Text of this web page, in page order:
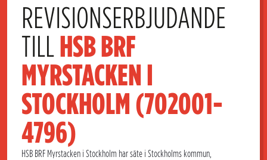
REVISIONSERBJUDANDE
TILL HSB BRF
MYRSTACKEN I
STOCKHOLM (702001-
4796)
HSB BRF Myrstacken i Stockholm har säte i Stockholms kommun,